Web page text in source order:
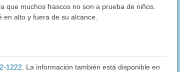
que muchos frascos no son a prueba de niños.
en alto y fuera de su alcance.
1222. La información también está disponible en